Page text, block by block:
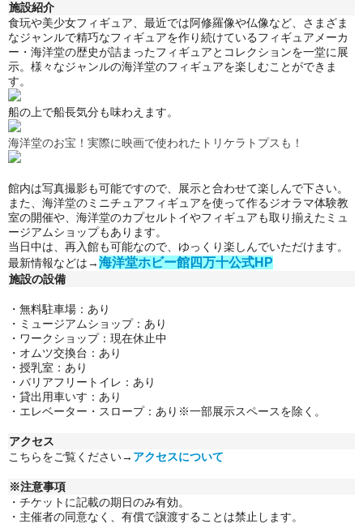
施設紹介
食玩や美少女フィギュア、最近では阿修羅像や仏像など、さまざま
なジャンルで精巧なフィギュアを作り続けているフィギュアメーカ
ー・海洋堂の歴史が詰まったフィギュアとコレクションを一堂に展
示。 様々なジャンルの海洋堂のフィギュアを楽しむことができま
す。
船の上で船長気分も味わえます。
海洋堂のお宝！実際に映画で使われたトリケラトプスも！
館内は写真撮影も可能ですので、展示と合わせて楽しんで下さい。
また、海洋堂のミニチュアフィギュアを使って作るジオラマ体験教
室の開催や、海洋堂のカプセルトイやフィギュアも取り揃えたミュ
ージアムショップもあります。
当日中は、再入館も可能なので、ゆっくり楽しんでいただけます。
最新情報などは→海洋堂ホビー館四万十公式HP
施設の設備
・無料駐車場：あり
・ ミュージアムショップ：あり
・ ワークショップ： 現在休止中
・ オムツ交換台 ： あり
・ 授乳室：あり
・ バリアフリートイレ：あり
・ 貸出用車いす：あり
・ エレベーター・スロープ：あり※一部展示スペースを除く。
アクセス
こちらをご覧ください→ アクセスについて
※注意事項
・チケットに記載の期日のみ有効。
・主催者の同意なく、有償で譲渡することは禁止します。